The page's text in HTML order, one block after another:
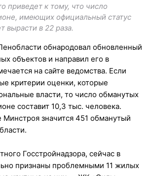
приведет к тому, что число
имеющих официальный статус
вырасти в 22 раза.
обнародовал обновленный
объектов и направил его в
на сайте ведомства. Если
критерии оценки, которые
власти, то число обманутых
составит 10,3 тыс. человека.
Минстроя значится 451 обманутый
Госстройнадзора, сейчас в
признаны проблемными 11 жилых